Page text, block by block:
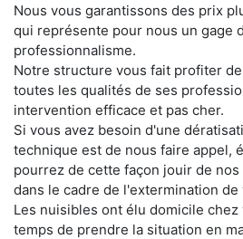
Nous vous garantissons des prix
qui représente pour nous un gage
professionnalisme.
Notre structure vous fait profiter
toutes les qualités de ses
intervention efficace et pas cher.
Si vous avez besoin d'une
technique est de nous faire appel,
pourrez de cette façon jouir de
dans le cadre de l'extermination
Les nuisibles ont élu domicile
temps de prendre la situation en